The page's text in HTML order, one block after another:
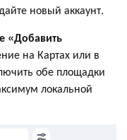
новый аккаунт.
«Добавить
на Картах или в
обе площадки
локальной